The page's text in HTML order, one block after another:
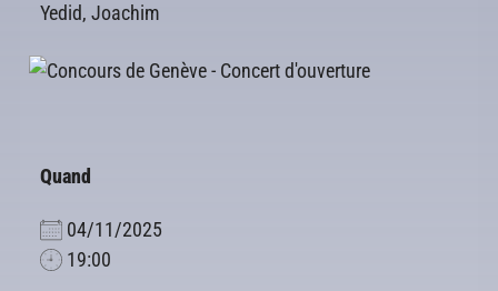
Yedid, Joachim
Quand
04/11/2025
19:00